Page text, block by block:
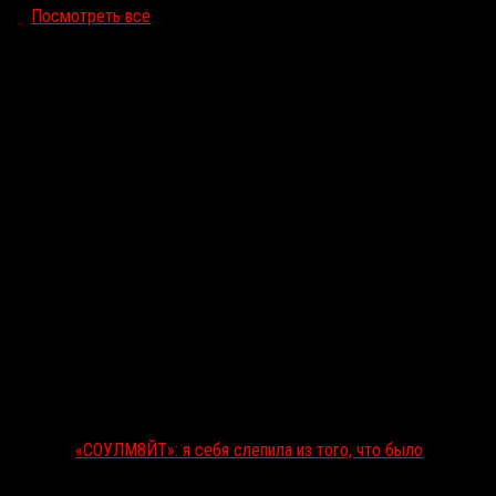
Посмотреть все
«СОУЛМ8ЙТ»: я себя слепила из того, что было